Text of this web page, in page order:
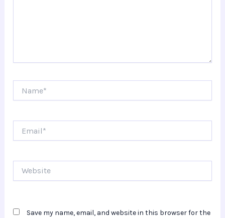
Save my name, email, and website in this browser for the